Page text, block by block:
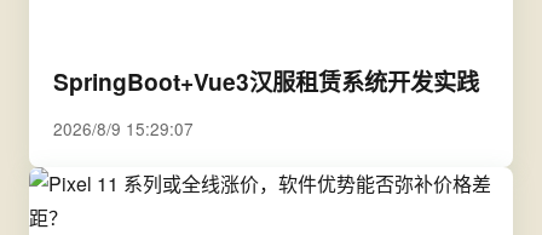
SpringBoot+Vue3汉服租赁系统开发实践
2026/8/9 15:29:07